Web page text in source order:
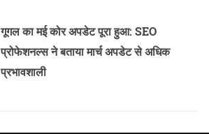
गूगल का मई कोर अपडेट पूरा हुआ: SEO
प्रोफेशनल्स ने बताया मार्च अपडेट से अधिक
प्रभावशाली